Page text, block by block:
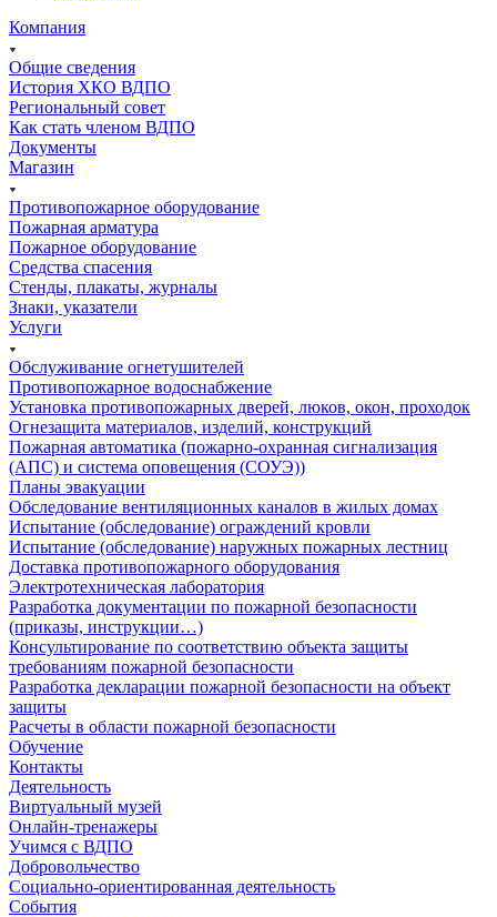
Компания
Общие сведения
История ХКО ВДПО
Региональный совет
Как стать членом ВДПО
Документы
Магазин
Противопожарное оборудование
Пожарная арматура
Пожарное оборудование
Средства спасения
Стенды, плакаты, журналы
Знаки, указатели
Услуги
Обслуживание огнетушителей
Противопожарное водоснабжение
Установка противопожарных дверей, люков, окон, проходок
Огнезащита материалов, изделий, конструкций
Пожарная автоматика (пожарно-охранная сигнализация
(АПС) и система оповещения (СОУЭ))
Планы эвакуации
Обследование вентиляционных каналов в жилых домах
Испытание (обследование) ограждений кровли
Испытание (обследование) наружных пожарных лестниц
Доставка противопожарного оборудования
Электротехническая лаборатория
Разработка документации по пожарной безопасности
(приказы, инструкции…)
Консультирование по соответствию объекта защиты
требованиям пожарной безопасности
Разработка декларации пожарной безопасности на объект
защиты
Расчеты в области пожарной безопасности
Обучение
Контакты
Деятельность
Виртуальный музей
Онлайн-тренажеры
Учимся с ВДПО
Добровольчество
Социально-ориентированная деятельность
События